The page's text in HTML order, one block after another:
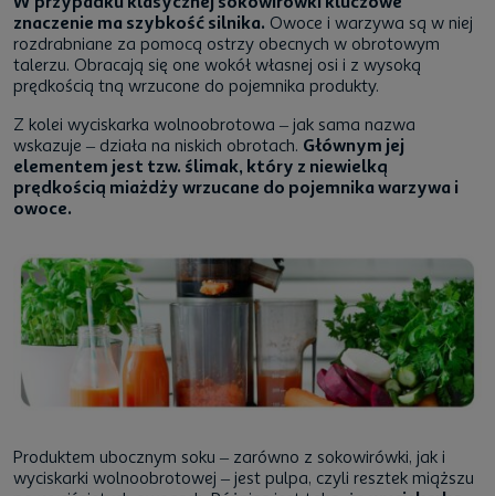
znaczenie ma szybkość silnika. Owoce i warzywa są w niej
rozdrabniane za pomocą ostrzy obecnych w obrotowym
talerzu. Obracają się one wokół własnej osi i z wysoką
prędkością tną wrzucone do pojemnika produkty.
Z kolei wyciskarka wolnoobrotowa – jak sama nazwa
wskazuje – działa na niskich obrotach. Głównym jej
elementem jest tzw. ślimak, który z niewielką
prędkością miażdży wrzucane do pojemnika warzywa i
owoce.
Produktem ubocznym soku – zarówno z sokowirówki, jak i
wyciskarki wolnoobrotowej – jest pulpa, czyli resztek miąższu